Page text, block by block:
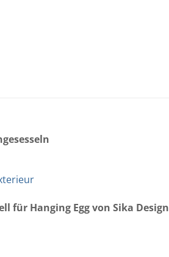
für Hanging Egg von Sika Design